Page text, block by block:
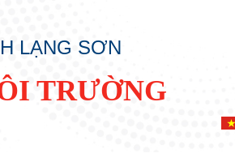
LẠNG SƠN
TRƯỜNG